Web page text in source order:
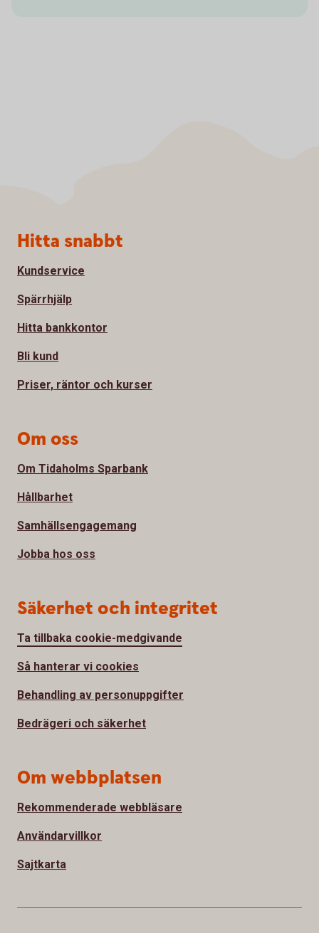
Sidfot
Hitta snabbt
Kundservice
Spärrhjälp
Hitta bankkontor
Bli kund
Priser, räntor och kurser
Om oss
Om Tidaholms Sparbank
Hållbarhet
Samhällsengagemang
Jobba hos oss
Säkerhet och integritet
Ta tillbaka cookie-medgivande
Så hanterar vi cookies
Behandling av personuppgifter
Bedrägeri och säkerhet
Om webbplatsen
Rekommenderade webbläsare
Användarvillkor
Sajtkarta